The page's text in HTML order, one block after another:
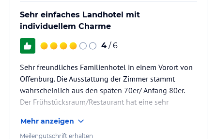
Sehr einfaches Landhotel mit
individuellem Charme
4 / 6
Sehr freundliches Familienhotel in einem Vorort von
Offenburg. Die Ausstattung der Zimmer stammt
wahrscheinlich aus den späten 70er/ Anfang 80er.
Der Frühstücksraum/Restaurant hat eine sehr
Mehr anzeigen
Meilengutschrift erhalten